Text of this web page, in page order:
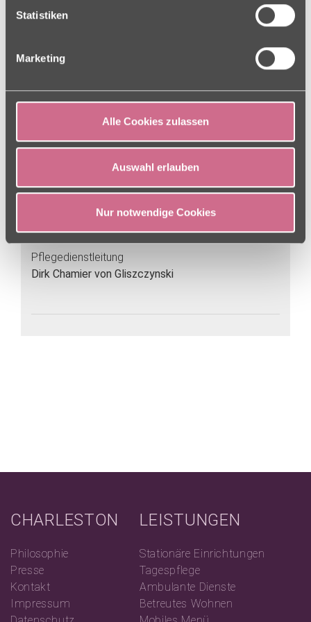
Datenschutz-Hinweisen.
Statistiken
Marketing
Alle Cookies zulassen
Auswahl erlauben
Nur notwendige Cookies
27299 Langwedel
haus-am-goldbach
charleston [dot] de
Ansprechpartner
Einrichtungsleitung
Vanessa Klein
Pflegedienstleitung
Dirk Chamier von Gliszczynski
CHARLESTON
Philosophie
Presse
Kontakt
Impressum
LEISTUNGEN
Stationäre Einrichtungen
Tagespflege
Ambulante Dienste
Betreutes Wohnen